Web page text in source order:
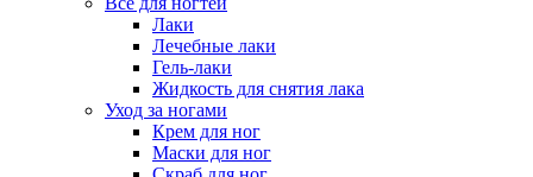
Лаки
Лечебные лаки
Гель-лаки
Жидкость для снятия лака
Уход за ногами
Крем для ног
Маски для ног